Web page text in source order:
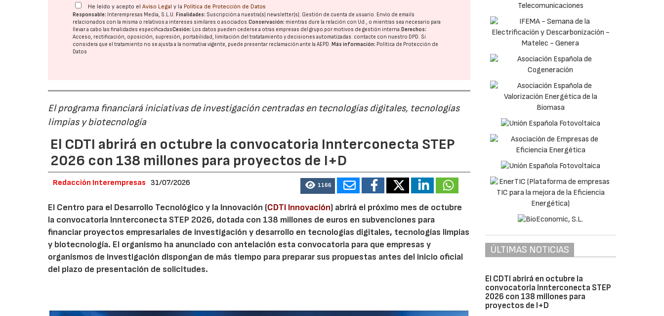
He leído y acepto elAviso Legal y la Política de Protección de Datos
Responsable: Interempresas Media, S.L.U.Finalidades: Suscripción a nuestra(s) newsletter(s). Gestión de cuenta de usuario. Envío de emails
relacionados con la misma o relativos a intereses similares o asociados.Conservación: mientras dure la relación con Ud., o mientras sea necesario para
llevar a cabo las finalidades especificadasCesión: Los datos pueden cederse a otras empresas del grupo por motivos de gestión interna.Derechos:
Acceso, rectificación, oposición, supresión, portabilidad, limitación del tratatamiento y decisiones automatizadas: contacte con nuestro DPD. Si
considera que el tratamiento no se ajusta a la normativa vigente, puede presentar reclamación ante laAEPD.Más información: Política de Protección de
Datos
El programa financiará iniciativas de investigación centradas en tecnologías digitales, tecnologías
limpias y biotecnología
El CDTI abrirá en octubre la convocatoria Innterconecta STEP
2026 con 138 millones para proyectos de I+D
Redacción Interempresas 31/07/2026 1166
El Centro para el Desarrollo Tecnológico y la Innovación (CDTI Innovación) abrirá el próximo mes de octubre
la convocatoria Innterconecta STEP 2026, dotada con 138 millones de euros en subvenciones para
financiar proyectos empresariales de investigación y desarrollo en tecnologías digitales, tecnologías limpias
y biotecnología. El organismo ha anunciado con antelación esta convocatoria para que empresas y
organismos de investigación dispongan de más tiempo para preparar sus propuestas antes del inicio oficial
del plazo de presentación de solicitudes.
ÚLTIMAS NOTICIAS
El CDTI abrirá en octubre la
convocatoria Innterconecta STEP
2026 con 138 millones para
proyectos de I+D